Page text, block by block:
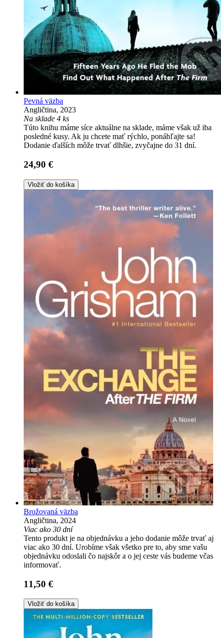
Pevná väzba
Angličtina, 2023
Na sklade 4 ks
Túto knihu máme síce aktuálne na sklade, máme však už iba
posledné kusy. Ak ju chcete mať rýchlo, ponáhľajte sa!
Dodanie ďalších môže trvať dlhšie, zvyčajne do 31 dní.
24,90 €
Vložiť do košíka
Brožovaná väzba
Angličtina, 2024
Viac ako 30 dní
Tento produkt je na objednávku a jeho dodanie môže trvať aj
viac ako 30 dní. Urobíme však všetko pre to, aby sme vašu
objednávku odoslali čo najskôr a o jej ceste vás budeme včas
informovať.
11,50 €
Vložiť do košíka